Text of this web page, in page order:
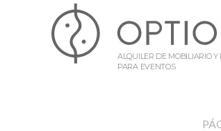
ALQUILER DE MOBILIARIO Y
PARA EVENTOS